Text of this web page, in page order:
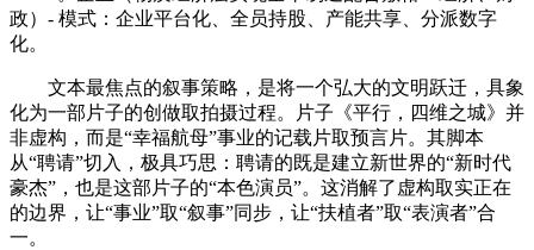
政）- 模式：企业平台化、全员持股、产能共享、分派数字
化。
文本最焦点的叙事策略，是将一个弘大的文明跃迁，具象
化为一部片子的创做取拍摄过程。片子《平行，四维之城》并
非虚构，而是“幸福航母”事业的记载片取预言片。其脚本
从“聘请”切入，极具巧思：聘请的既是建立新世界的“新时代
豪杰”，也是这部片子的“本色演员”。这消解了虚构取实正在
的边界，让“事业”取“叙事”同步，让“扶植者”取“表演者”合
一。